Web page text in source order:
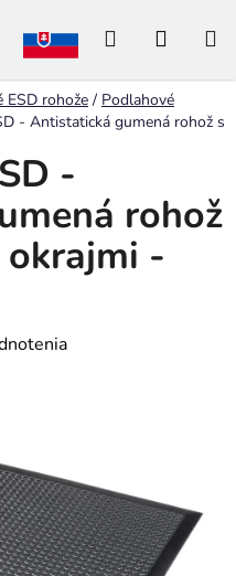
Hľadať
ESD rohože / Podlahové
- Antistatická gumená rohož s
-
rohož
-